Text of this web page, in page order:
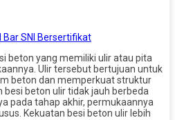
SNI Bersertifikat
beton yang memiliki ulir atau pita
Ulir tersebut bertujuan untuk
beton dan memperkuat struktur
besi beton ulir tidak jauh berbeda
pada tahap akhir, permukaannya
Kekuatan besi beton ulir lebih